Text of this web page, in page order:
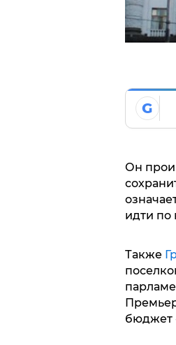
G
Он
идти по
Также
бюджет